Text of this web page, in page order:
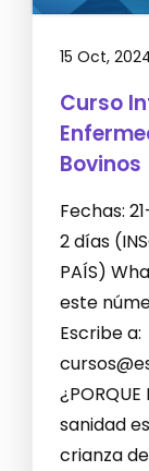
15 Oct,
Curso
Bovinos
Fechas:
2 días
PAÍS)
este
Escribe a:
¿PORQUE
sanidad
crianza